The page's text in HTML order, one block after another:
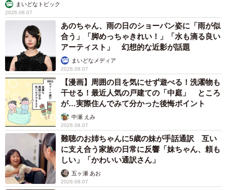
まいどなトピック
2026.08.07
あのちゃん、雨の日のショーパン姿に「雨が似
合う」「脚めっちゃきれい！」「水も滴る良い
アーティスト」 幻想的な近影が話題
まいどなメディア
2026.08.07
【漫画】周囲の目を気にせず遊べる！洗濯物も
干せる！最近人気の戸建ての「中庭」 ところ
が…実際住んでみて分かった後悔ポイント
中瀬 えみ
2026.08.07
難聴のお姉ちゃんに5歳の妹が手話通訳 互い
に支え合う家族の日常に反響「妹ちゃん、頼も
しい」「かわいい通訳さん」
五ヶ瀬 あお
2026.08.07